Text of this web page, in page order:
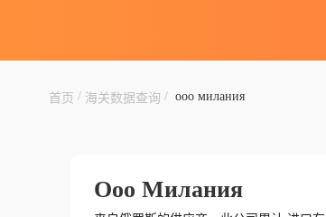
首页 / 海关数据查询 / ооо милания
Ооо Милания